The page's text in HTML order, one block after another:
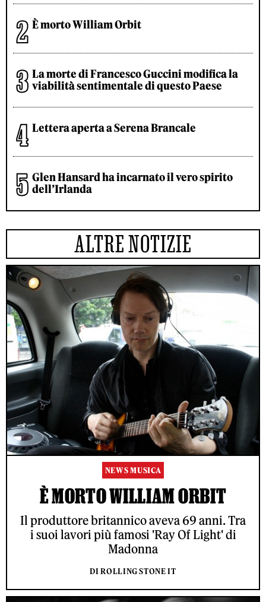
È morto William Orbit
La morte di Francesco Guccini modifica la
viabilità sentimentale di questo Paese
Lettera aperta a Serena Brancale
Glen Hansard ha incarnato il vero spirito
dell’Irlanda
ALTRE NOTIZIE
NEWS MUSICA
È MORTO WILLIAM ORBIT
Il produttore britannico aveva 69 anni. Tra
i suoi lavori più famosi 'Ray Of Light' di
Madonna
DI ROLLING STONE IT